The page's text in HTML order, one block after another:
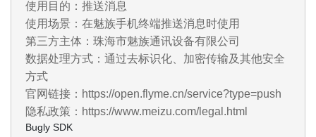
使用目的：推送消息
使用场景：在魅族手机终端推送消息时使用
第三方主体：珠海市魅族通讯设备有限公司
数据处理方式：通过去标识化、加密传输及其他安全
方式
官网链接：https://open.flyme.cn/service?type=push
隐私政策：https://www.meizu.com/legal.html
Bugly SDK